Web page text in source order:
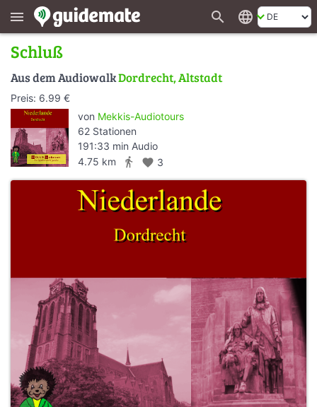
menu search language
Schluß
Aus dem AudiowalkDordrecht, Altstadt
Preis: 6.99 €
von Mekkis-Audiotours
62 Stationen
191:33 min Audio
4.75 km
directions_walk favorite 3